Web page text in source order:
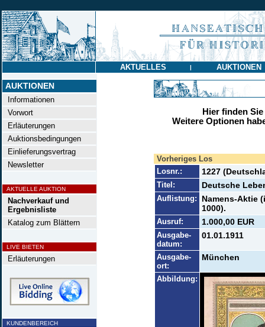
AKTUELLES | AUKTIONEN
AUKTIONEN
Informationen
Vorwort
Erläuterungen
Auktionsbedingungen
Einlieferungsvertrag
Newsletter
AKTUELLE AUKTION
Nachverkauf und
Ergebnisliste
Katalog zum Blättern
LIVE BIETEN
Erläuterungen
KUNDENBEREICH
Hier finden
Weitere Optionen
Vorheriges Los
Losnr.:
1227
Titel: Deutsche
Auflistung:
Namens-Aktie
1000).
Ausruf: 1.000,00 EUR
Ausgabe-
datum:
01.01.1911
Ausgabe-
ort:
München
Abbildung: